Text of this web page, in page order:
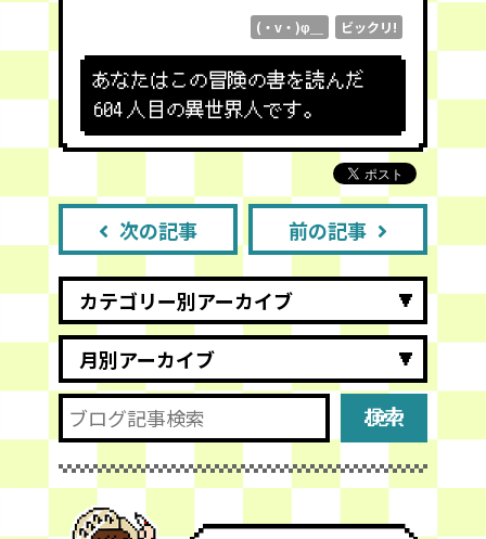
(・v・)φ＿ ビックリ!
あなたはこの冒険の書を読んだ
604 人目の異世界人です。
次の記事 前の記事